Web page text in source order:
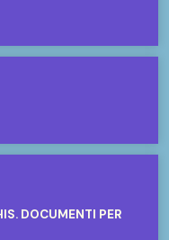
DOCUMENTI PER